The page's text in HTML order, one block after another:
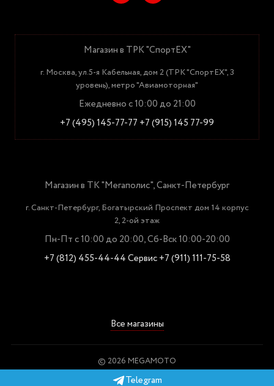
Магазин в ТРК "СпортЕХ"
г. Москва, ул.5-я Кабельная, дом 2 (ТРК "СпортЕХ", 3
уровень), метро "Авиамоторная"
Ежедневно с 10:00 до 21:00
+7 (495) 145-77-77 +7 (915) 145 77-99
Магазин в ТК "Мегаполис", Санкт-Петербург
г. Санкт-Петербург, Богатырский Проспект дом 14 корпус
2, 2-ой этаж
Пн-Пт с 10:00 до 20:00, Сб-Вск 10:00-20:00
+7 (812) 455-44-44Сервис +7 (911) 111-75-58
Все магазины
© 2026 MEGAMOTO
Пользовательское соглашение
Telegram